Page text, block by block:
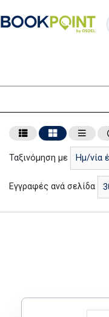
Ταξινόμηση με Ημ/νία
Εγγραφές ανά σελίδα